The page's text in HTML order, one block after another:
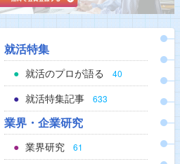
就活特集
就活のプロが語る 40
就活特集記事 633
業界・企業研究
業界研究 61